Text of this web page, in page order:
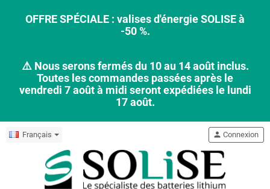
OFFRE SPÉCIALE : valises d'énergie SOLISE à
-50 %.
⚠️ Nous serons fermés du 10 au 14 août inclus.
Toutes les commandes passées après le
vendredi 7 août à midi seront expédiées le lundi
17 août.
Français person Connexion